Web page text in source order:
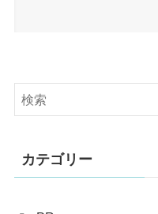
カテゴリー